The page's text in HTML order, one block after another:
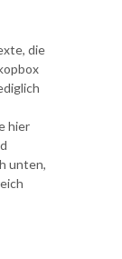
die
hier
unten,